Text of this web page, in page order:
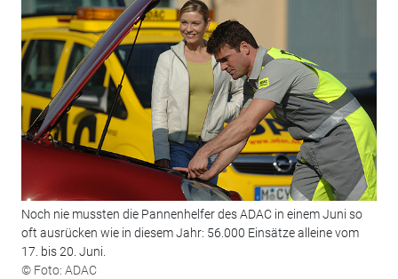
Noch nie mussten die Pannenhelfer des ADAC in einem Juni so
oft ausrücken wie in diesem Jahr: 56.000 Einsätze alleine vom
17. bis 20. Juni.
© Foto: ADAC